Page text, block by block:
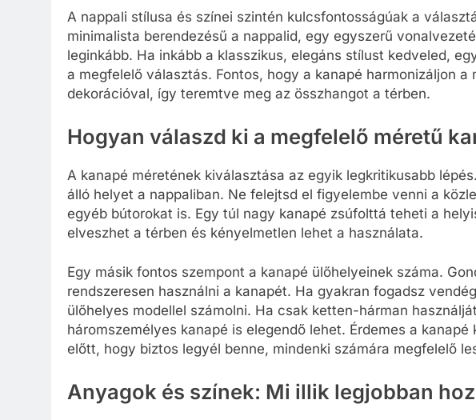
A nappali stílusa és színei szintén kulcsfontosságúak a
minimalista berendezésű a nappalid, egy egyszerű
leginkább. Ha inkább a klasszikus, elegáns stílust kedveled,
a megfelelő választás. Fontos, hogy a kanapé harmonizáljon a
dekorációval, így teremtve meg az összhangot a térben.
Hogyan válaszd ki a megfelelő méretű
A kanapé méretének kiválasztása az egyik legkritikusabb
álló helyet a nappaliban. Ne felejtsd el figyelembe venni a
egyéb bútorokat is. Egy túl nagy kanapé zsúfolttá teheti a
elveszhet a térben és kényelmetlen lehet a használata.
Egy másik fontos szempont a kanapé ülőhelyeinek száma.
rendszeresen használni a kanapét. Ha gyakran fogadsz
ülőhelyes modellel számolni. Ha csak ketten-hárman
háromszemélyes kanapé is elegendő lehet. Érdemes a
előtt, hogy biztos legyél benne, mindenki számára megfelelő
Anyagok és színek: Mi illik legjobban